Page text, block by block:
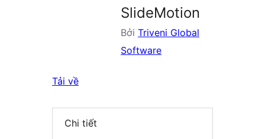
SlideMotion
Bởi Triveni Global
Software
Tải về
Chi tiết